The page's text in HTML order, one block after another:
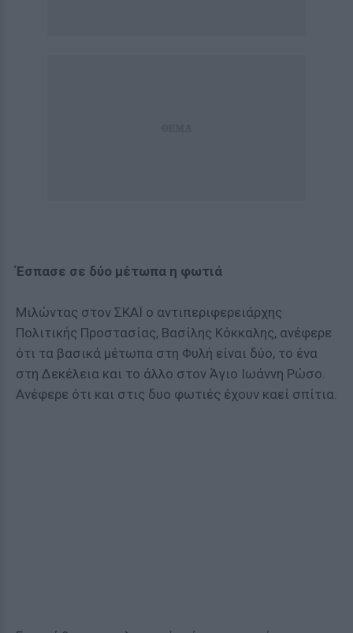
Έσπασε σε δύο μέτωπα η φωτιά
Μιλώντας στον ΣΚΑΪ ο αντιπεριφερειάρχης
Πολιτικής Προστασίας, Βασίλης Κόκκαλης, ανέφερε
ότι τα βασικά μέτωπα στη Φυλή είναι δύο, το ένα
στη Δεκέλεια και το άλλο στον Άγιο Ιωάννη Ρώσο.
Ανέφερε ότι και στις δυο φωτιές έχουν καεί σπίτια.